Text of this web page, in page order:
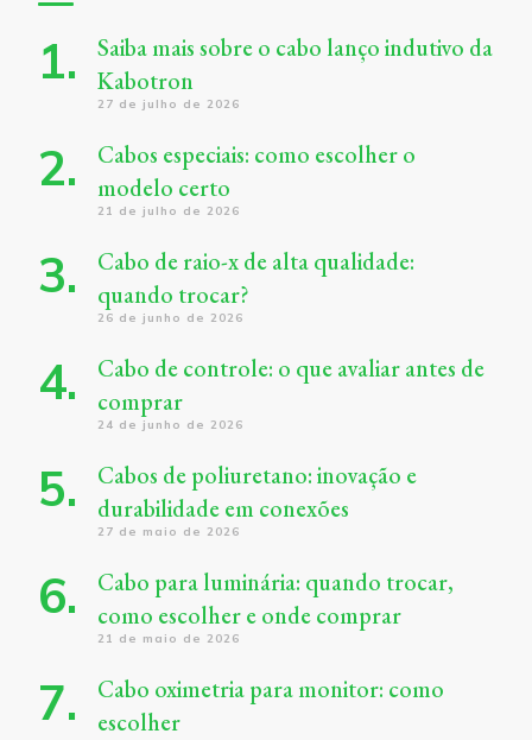
Saiba mais sobre o cabo lanço indutivo da
Kabotron
27 de julho de 2026
Cabos especiais: como escolher o
modelo certo
21 de julho de 2026
Cabo de raio-x de alta qualidade:
quando trocar?
26 de junho de 2026
Cabo de controle: o que avaliar antes de
comprar
24 de junho de 2026
Cabos de poliuretano: inovação e
durabilidade em conexões
27 de maio de 2026
Cabo para luminária: quando trocar,
como escolher e onde comprar
21 de maio de 2026
Cabo oximetria para monitor: como
escolher